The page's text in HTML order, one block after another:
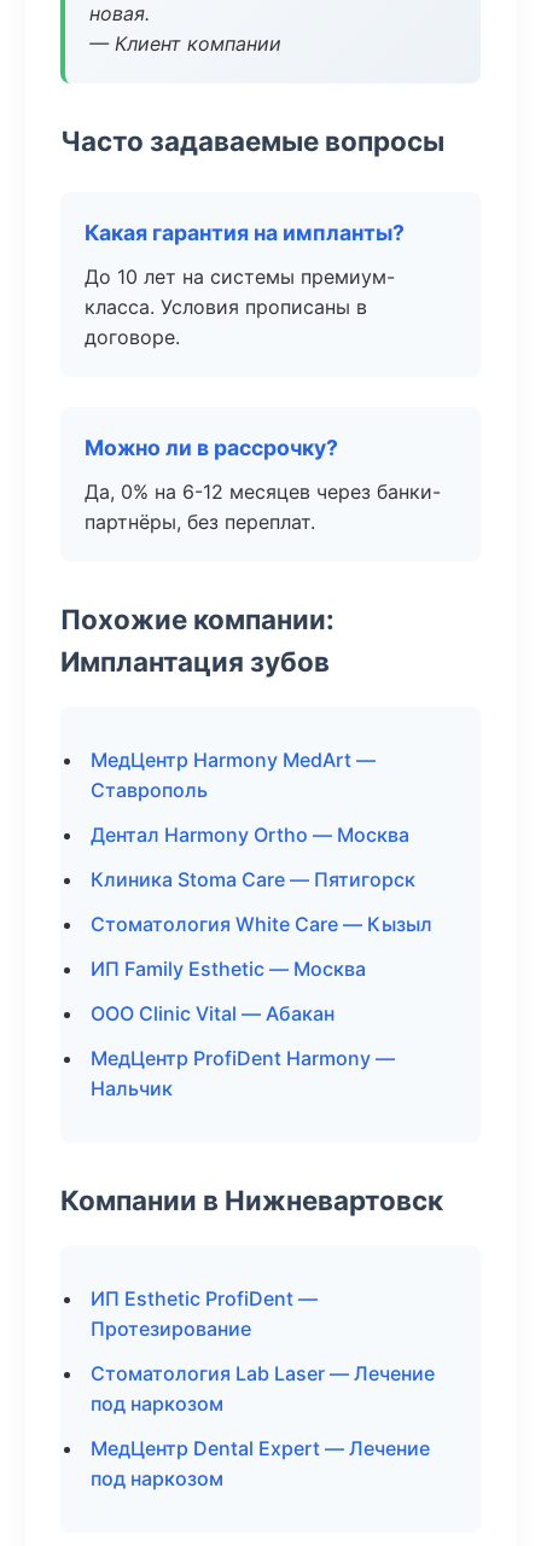
новая.
— Клиент компании
Часто задаваемые вопросы
Какая гарантия на импланты?
До 10 лет на системы премиум-
класса. Условия прописаны в
договоре.
Можно ли в рассрочку?
Да, 0% на 6-12 месяцев через банки-
партнёры, без переплат.
Похожие компании:
Имплантация зубов
МедЦентр Harmony MedArt —
Ставрополь
Дентал Harmony Ortho — Москва
Клиника Stoma Care — Пятигорск
Стоматология White Care — Кызыл
ИП Family Esthetic — Москва
ООО Clinic Vital — Абакан
МедЦентр ProfiDent Harmony —
Нальчик
Компании в Нижневартовск
ИП Esthetic ProfiDent —
Протезирование
Стоматология Lab Laser — Лечение
под наркозом
МедЦентр Dental Expert — Лечение
под наркозом